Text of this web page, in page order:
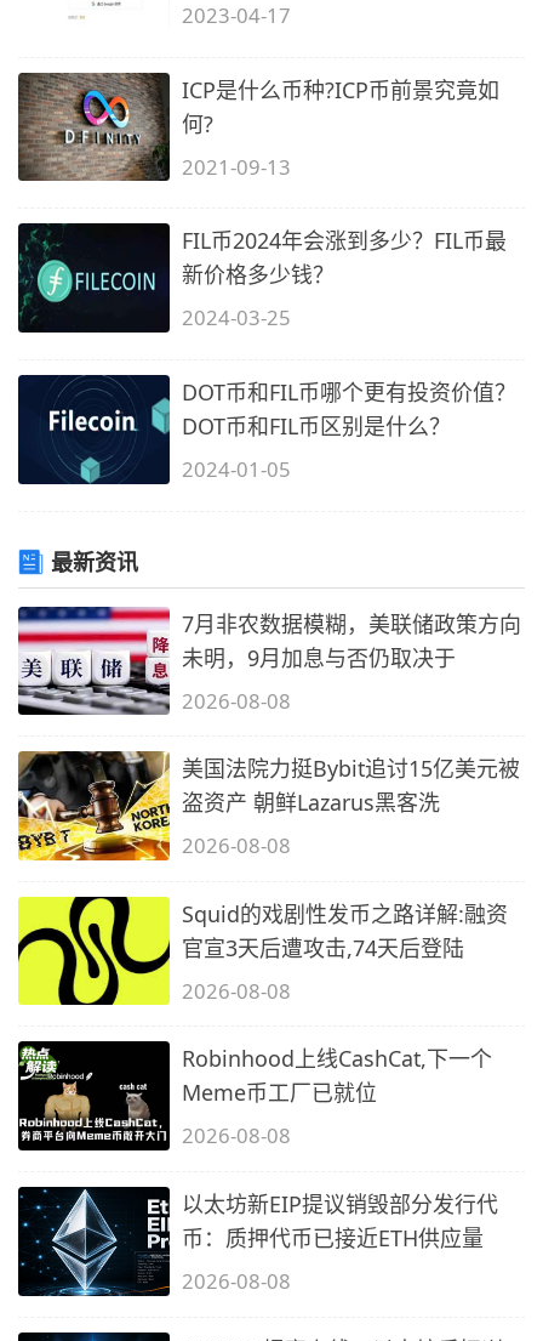
2023-04-17
ICP是什么币种?ICP币前景究竟如
何?
2021-09-13
FIL币2024年会涨到多少？FIL币最
新价格多少钱？
2024-03-25
DOT币和FIL币哪个更有投资价值？
DOT币和FIL币区别是什么？
2024-01-05
最新资讯
7月非农数据模糊，美联储政策方向
未明，9月加息与否仍取决于
2026-08-08
美国法院力挺Bybit追讨15亿美元被
盗资产 朝鲜Lazarus黑客洗
2026-08-08
Squid的戏剧性发币之路详解:融资
官宣3天后遭攻击,74天后登陆
2026-08-08
Robinhood上线CashCat,下一个
Meme币工厂已就位
2026-08-08
以太坊新EIP提议销毁部分发行代
币：质押代币已接近ETH供应量
2026-08-08